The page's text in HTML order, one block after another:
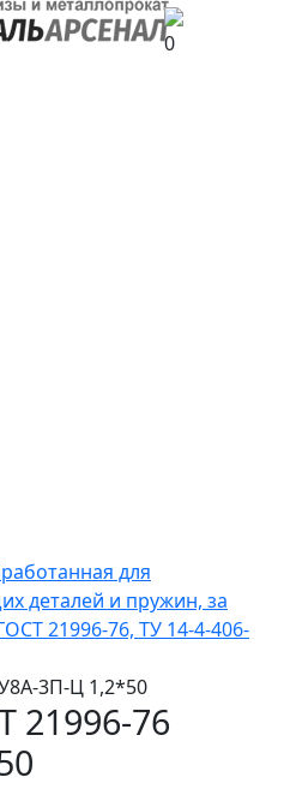
0
для
деталей и пружин, за
21996-76, ТУ 14-4-406-
3П-Ц 1,2*50
21996-76